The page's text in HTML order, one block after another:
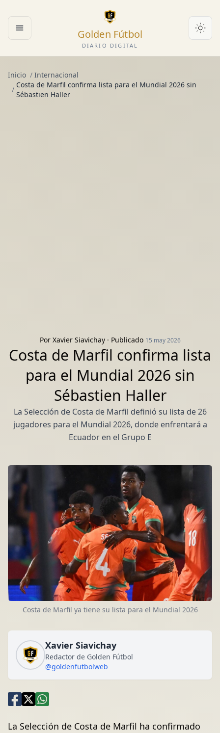
Abrir menú Golden Fútbol
DIARIO DIGITAL
Inicio / Internacional
/
Costa de Marfil confirma lista para el Mundial 2026 sin
Sébastien Haller
Por Xavier Siavichay· Publicado 15 may 2026
Costa de Marfil confirma lista
para el Mundial 2026 sin
Sébastien Haller
La Selección de Costa de Marfil definió su lista de 26
jugadores para el Mundial 2026, donde enfrentará a
Ecuador en el Grupo E
Costa de Marfil ya tiene su lista para el Mundial 2026
Xavier Siavichay
Redactor de Golden Fútbol
@goldenfutbolweb
La Selección de Costa de Marfil ha confirmado